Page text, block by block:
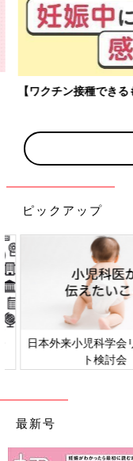
【ワクチン接種できる
ピックアップ
日本外来小児科学会リ
ト検討会
最新号